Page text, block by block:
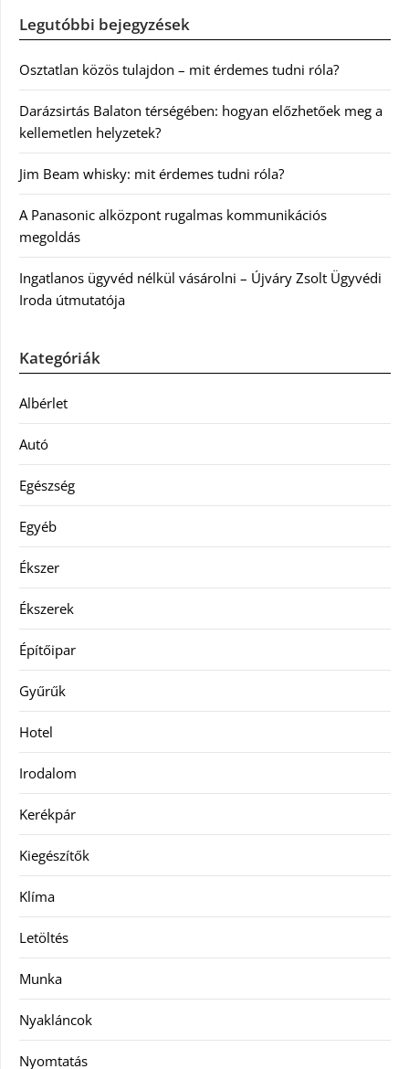
Legutóbbi bejegyzések
Osztatlan közös tulajdon – mit érdemes tudni róla?
Darázsirtás Balaton térségében: hogyan előzhetőek meg a
kellemetlen helyzetek?
Jim Beam whisky: mit érdemes tudni róla?
A Panasonic alközpont rugalmas kommunikációs
megoldás
Ingatlanos ügyvéd nélkül vásárolni – Újváry Zsolt Ügyvédi
Iroda útmutatója
Kategóriák
Albérlet
Autó
Egészség
Egyéb
Ékszer
Ékszerek
Építőipar
Gyűrűk
Hotel
Irodalom
Kerékpár
Kiegészítők
Klíma
Letöltés
Munka
Nyakláncok
Nyomtatás